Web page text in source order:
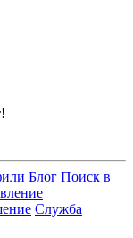
Блог Поиск в
Служба